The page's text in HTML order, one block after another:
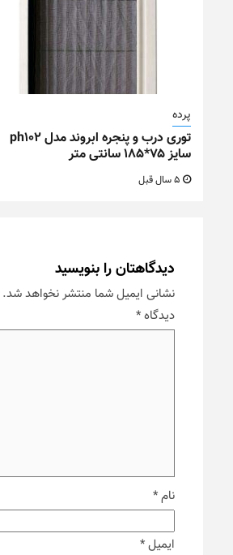
پرده
توری درب و پنجره ابروند مدل ph102
سایز ۷۵*۱۸۵ سانتی متر
دیدگاهتان را بنویسید
نشانی ایمیل شما منتشر نخواهد شد.
دیدگاه*
نام*
ایمیل*